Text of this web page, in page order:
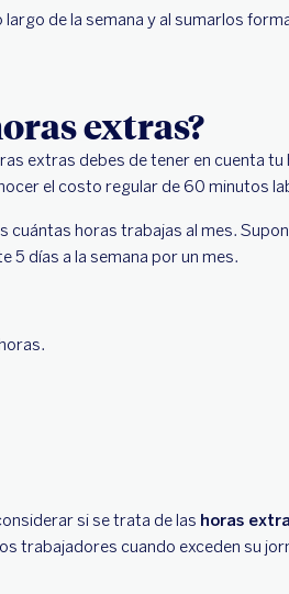
de la semana y al sumarlos
extras?
extras debes de tener en cuenta
el costo regular de 60 minutos
cuántas horas trabajas al mes.
5 días a la semana por un mes.
si se trata de las horas
trabajadores cuando exceden su